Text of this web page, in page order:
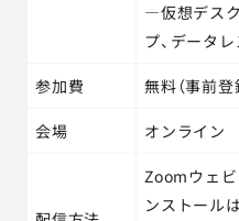
―仮想デス
プ、データ
参加費 無料（事前登
会場 オンライン
Zoomウェビ
ンストールは